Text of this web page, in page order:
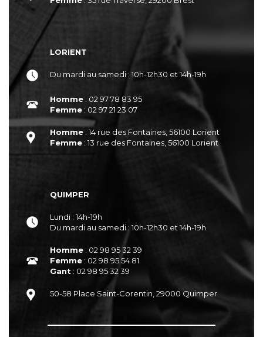
LORIENT
Du mardi au samedi : 10h-12h30 et 14h-19h
Homme : 02 97 78 83 95
Femme : 02 97 21 23 07
Homme : 14 rue des Fontaines, 56100 Lorient
Femme : 13 rue des Fontaines, 56100 Lorient
QUIMPER
Lundi : 14h-19h
Du mardi au samedi : 10h-12h30 et 14h-19h
Homme : 02 98 95 32 39
Femme : 02 98 95 54 81
Gant : 02 98 95 32 39
50-58 Place Saint-Corentin, 29000 Quimper